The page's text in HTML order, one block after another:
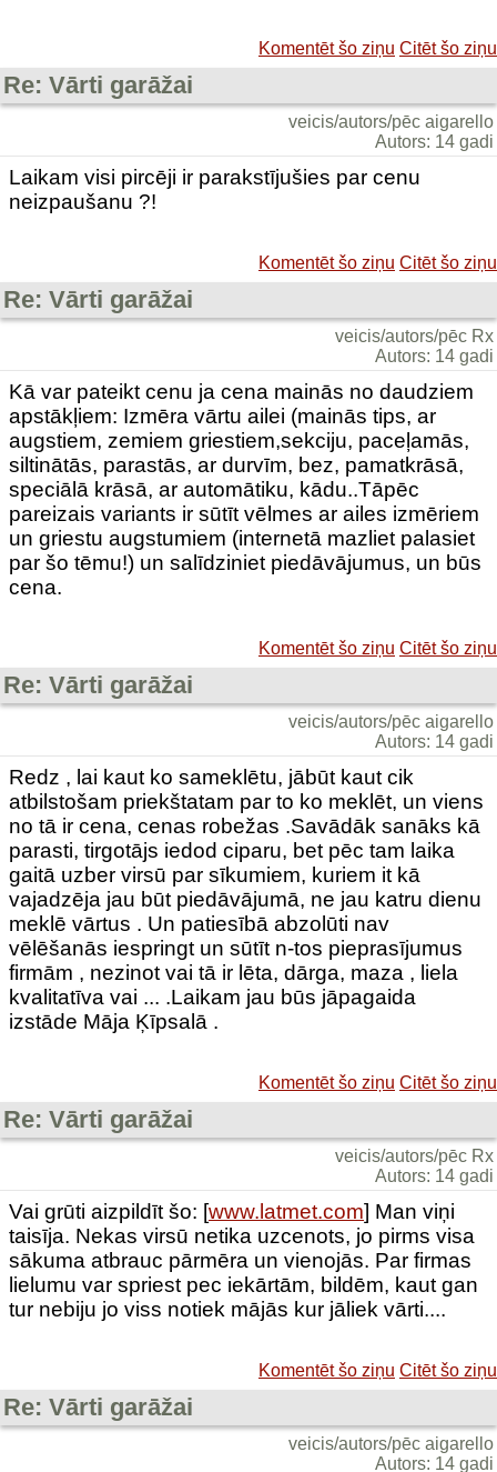
Komentēt šo ziņu Citēt šo ziņu
Re: Vārti garāžai
veicis/autors/pēc aigarello
Autors: 14 gadi
Laikam visi pircēji ir parakstījušies par cenu
neizpaušanu ?!
Komentēt šo ziņu Citēt šo ziņu
Re: Vārti garāžai
veicis/autors/pēc Rx
Autors: 14 gadi
Kā var pateikt cenu ja cena mainās no daudziem
apstākļiem: Izmēra vārtu ailei (mainās tips, ar
augstiem, zemiem griestiem,sekciju, paceļamās,
siltinātās, parastās, ar durvīm, bez, pamatkrāsā,
speciālā krāsā, ar automātiku, kādu..Tāpēc
pareizais variants ir sūtīt vēlmes ar ailes izmēriem
un griestu augstumiem (internetā mazliet palasiet
par šo tēmu!) un salīdziniet piedāvājumus, un būs
cena.
Komentēt šo ziņu Citēt šo ziņu
Re: Vārti garāžai
veicis/autors/pēc aigarello
Autors: 14 gadi
Redz , lai kaut ko sameklētu, jābūt kaut cik
atbilstošam priekštatam par to ko meklēt, un viens
no tā ir cena, cenas robežas .Savādāk sanāks kā
parasti, tirgotājs iedod ciparu, bet pēc tam laika
gaitā uzber virsū par sīkumiem, kuriem it kā
vajadzēja jau būt piedāvājumā, ne jau katru dienu
meklē vārtus . Un patiesībā abzolūti nav
vēlēšanās iespringt un sūtīt n-tos pieprasījumus
firmām , nezinot vai tā ir lēta, dārga, maza , liela
kvalitatīva vai ... .Laikam jau būs jāpagaida
izstāde Māja Ķīpsalā .
Komentēt šo ziņu Citēt šo ziņu
Re: Vārti garāžai
veicis/autors/pēc Rx
Autors: 14 gadi
Vai grūti aizpildīt šo: [www.latmet.com] Man viņi
taisīja. Nekas virsū netika uzcenots, jo pirms visa
sākuma atbrauc pārmēra un vienojās. Par firmas
lielumu var spriest pec iekārtām, bildēm, kaut gan
tur nebiju jo viss notiek mājās kur jāliek vārti....
Komentēt šo ziņu Citēt šo ziņu
Re: Vārti garāžai
veicis/autors/pēc aigarello
Autors: 14 gadi